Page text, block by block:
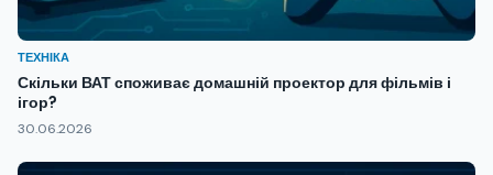
ТЕХНІКА
Скільки ВАТ споживає домашній проектор для фільмів і
ігор?
30.06.2026